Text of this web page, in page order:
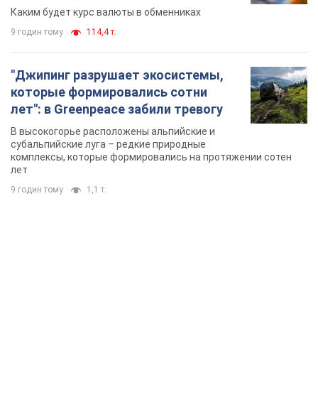
Каким будет курс валюты в обменниках
9 годин тому 114,4 т.
"Джипинг разрушает экосистемы,
которые формировались сотни
лет": в Greenpeace забили тревогу
В высокогорье расположены альпийские и
субальпийские луга – редкие природные
комплексы, которые формировались на протяжении сотен
лет
9 годин тому 1,1 т.